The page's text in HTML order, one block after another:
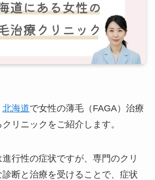
北海道で女性の薄毛（FAGA）治療
リニックをご紹介します。
進行性の症状ですが、専門のクリ
断と治療を受けることで、症状